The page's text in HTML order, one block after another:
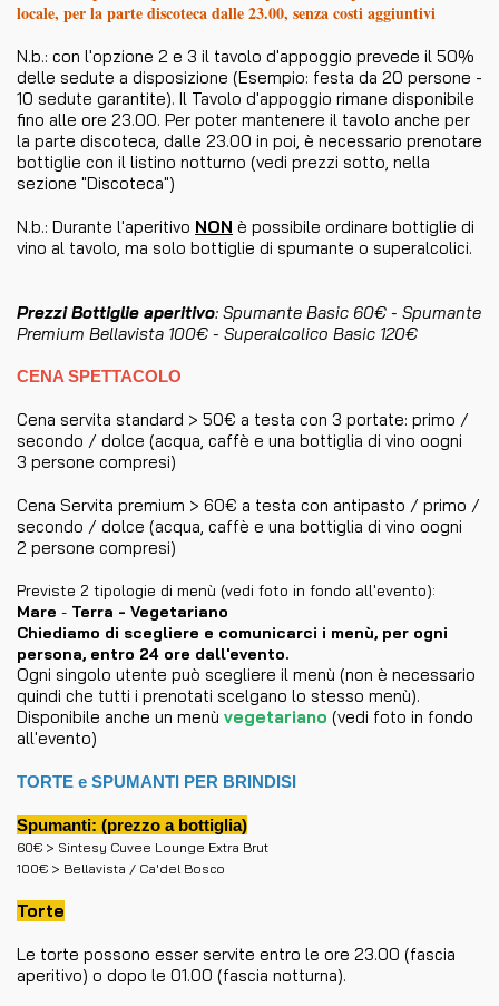
locale, per la parte discoteca dalle 23.00, senza costi aggiuntivi
N.b.: con l'opzione 2 e 3 il tavolo d'appoggio prevede il 50%
delle sedute a disposizione (Esempio: festa da 20 persone -
10 sedute garantite). Il Tavolo d'appoggio rimane disponibile
fino alle ore 23.00. Per poter mantenere il tavolo anche per
la parte discoteca, dalle 23.00 in poi, è necessario prenotare
bottiglie con il listino notturno (vedi prezzi sotto, nella
sezione "Discoteca")
N.b.: Durante l'aperitivo NON è possibile ordinare bottiglie di
vino al tavolo, ma solo bottiglie di spumante o superalcolici.
Prezzi Bottiglie aperitivo: Spumante Basic 60€ - Spumante
Premium Bellavista 100€ - Superalcolico Basic 120€
CENA SPETTACOLO
Cena servita standard > 50€ a testa con 3 portate: primo /
secondo / dolce (acqua, caffè e una bottiglia di vino oogni
3 persone compresi)
Cena Servita premium > 60€ a testa con antipasto / primo /
secondo / dolce (acqua, caffè e una bottiglia di vino oogni
2 persone compresi)
Previste 2 tipologie di menù (vedi foto in fondo all'evento):
Mare - Terra - Vegetariano
Chiediamo di scegliere e comunicarci i menù, per ogni
persona, entro 24 ore dall'evento.
Ogni singolo utente può scegliere il menù (non è necessario
quindi che tutti i prenotati scelgano lo stesso menù).
Disponibile anche un menù vegetariano (vedi foto in fondo
all'evento)
TORTE e SPUMANTI PER BRINDISI
Spumanti: (prezzo a bottiglia)
60€ > Sintesy Cuvee Lounge Extra Brut
100€ > Bellavista / Ca'del Bosco
Torte
Le torte possono esser servite entro le ore 23.00 (fascia
aperitivo) o dopo le 01.00 (fascia notturna).